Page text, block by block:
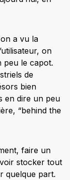
a vu la
on
peu le capot.
de
bien
en dire un peu
“behind the
faire un
stocker tout
quelque part.